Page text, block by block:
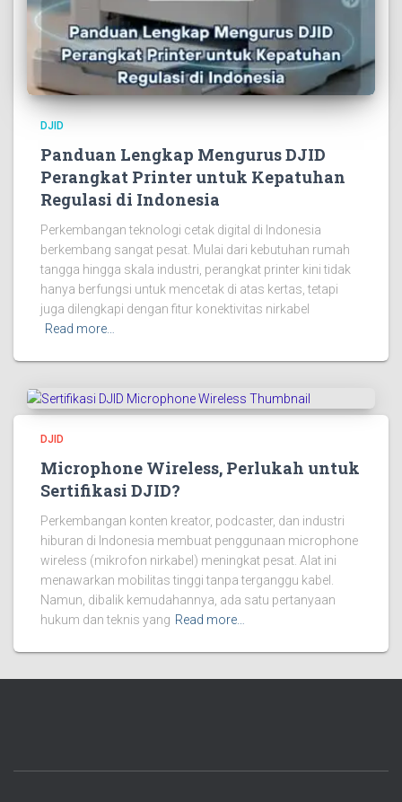
DJID
Panduan Lengkap Mengurus DJID
Perangkat Printer untuk Kepatuhan
Regulasi di Indonesia
Perkembangan teknologi cetak digital di Indonesia
berkembang sangat pesat. Mulai dari kebutuhan rumah
tangga hingga skala industri, perangkat printer kini tidak
hanya berfungsi untuk mencetak di atas kertas, tetapi
juga dilengkapi dengan fitur konektivitas nirkabel
Read more…
DJID
Microphone Wireless, Perlukah untuk
Sertifikasi DJID?
Perkembangan konten kreator, podcaster, dan industri
hiburan di Indonesia membuat penggunaan microphone
wireless (mikrofon nirkabel) meningkat pesat. Alat ini
menawarkan mobilitas tinggi tanpa terganggu kabel.
Namun, dibalik kemudahannya, ada satu pertanyaan
hukum dan teknis yang Read more…